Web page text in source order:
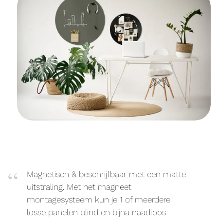
Magnetisch & beschrijfbaar met een matte
uitstraling. Met het magneet
montagesysteem kun je 1 of meerdere
losse panelen blind en bijna naadloos